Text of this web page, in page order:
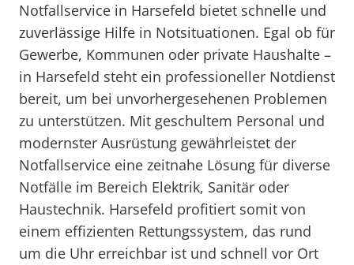
Notfallservice in Harsefeld bietet schnelle und
zuverlässige Hilfe in Notsituationen. Egal ob für
Gewerbe, Kommunen oder private Haushalte –
in Harsefeld steht ein professioneller Notdienst
bereit, um bei unvorhergesehenen Problemen
zu unterstützen. Mit geschultem Personal und
modernster Ausrüstung gewährleistet der
Notfallservice eine zeitnahe Lösung für diverse
Notfälle im Bereich Elektrik, Sanitär oder
Haustechnik. Harsefeld profitiert somit von
einem effizienten Rettungssystem, das rund
um die Uhr erreichbar ist und schnell vor Ort